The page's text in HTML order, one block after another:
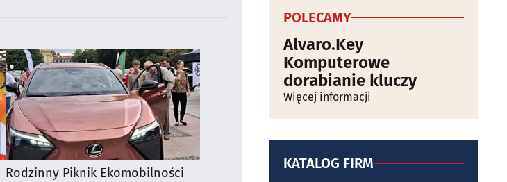
Rodzinny Piknik Ekomobilności
POLECAMY
Alvaro.Key
Komputerowe
dorabianie kluczy
Więcej informacji
KATALOG FIRM